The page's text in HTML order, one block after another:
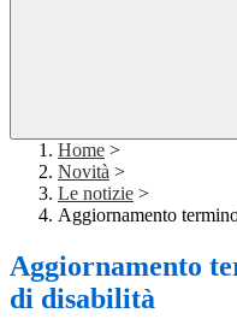
Home >
Novità >
Le notizie >
Aggiornamento
Aggiornamento
di disabilità